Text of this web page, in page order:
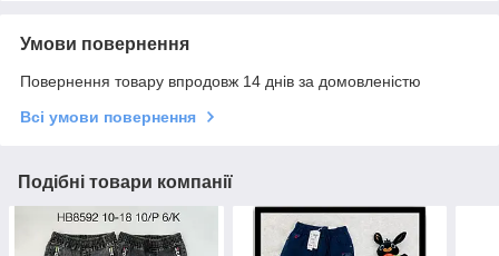
Умови повернення
Повернення товару впродовж 14 днів за домовленістю
Всі умови повернення
Подібні товари компанії